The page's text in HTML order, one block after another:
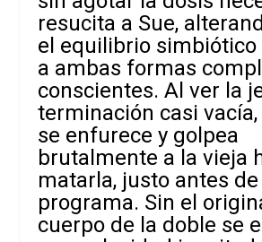
resucita a Sue,
el equilibrio simbiótico
a ambas formas
conscientes. Al ver la
terminación casi vacía,
se enfurece y golpea
brutalmente a la vieja
matarla, justo antes de
programa. Sin el
cuerpo de la doble se